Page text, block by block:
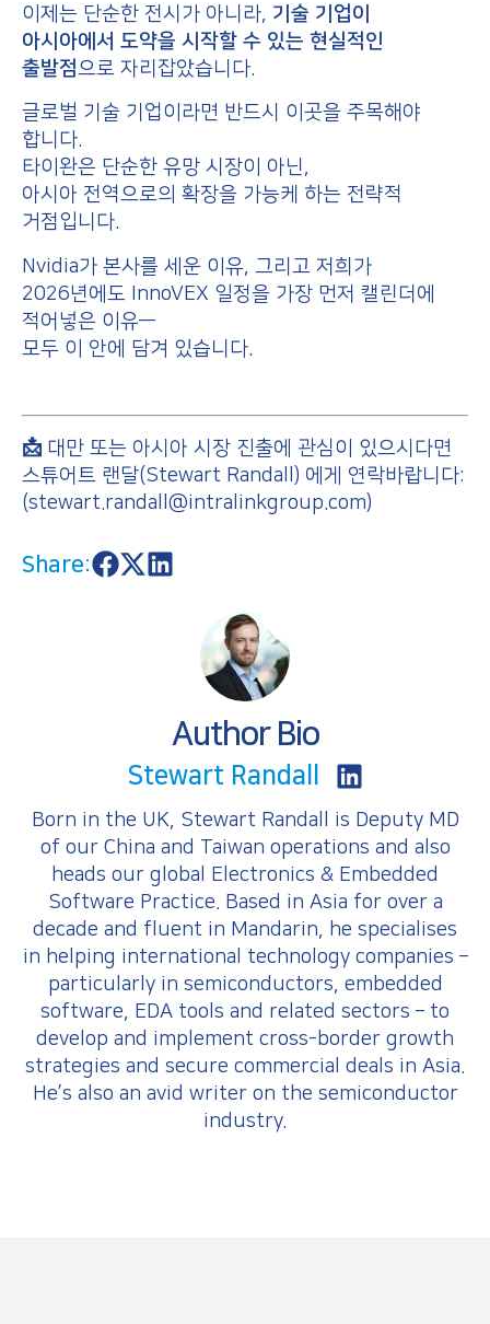
이제는 단순한 전시가 아니라, 기술 기업이
아시아에서 도약을 시작할 수 있는 현실적인
출발점으로 자리잡았습니다.
글로벌 기술 기업이라면 반드시 이곳을 주목해야
합니다.
타이완은 단순한 유망 시장이 아닌,
아시아 전역으로의 확장을 가능케 하는 전략적
거점입니다.
Nvidia가 본사를 세운 이유, 그리고 저희가
2026년에도 InnoVEX 일정을 가장 먼저 캘린더에
적어넣은 이유—
모두 이 안에 담겨 있습니다.
📩 대만 또는 아시아 시장 진출에 관심이 있으시다면
스튜어트 랜달(Stewart Randall) 에게 연락바랍니다:
(stewart.randall@intralinkgroup.com)
Share:S
k
S
S
e
d
n
Author Bio
Stewart Randall
S
h
r
e
o
n
L
n
e
d
n
Born in the UK, Stewart Randall is Deputy MD
of our China and Taiwan operations and also
heads our global Electronics & Embedded
Software Practice. Based in Asia for over a
decade and fluent in Mandarin, he specialises
in helping international technology companies –
particularly in semiconductors, embedded
software, EDA tools and related sectors – to
develop and implement cross-border growth
strategies and secure commercial deals in Asia.
He’s also an avid writer on the semiconductor
industry.